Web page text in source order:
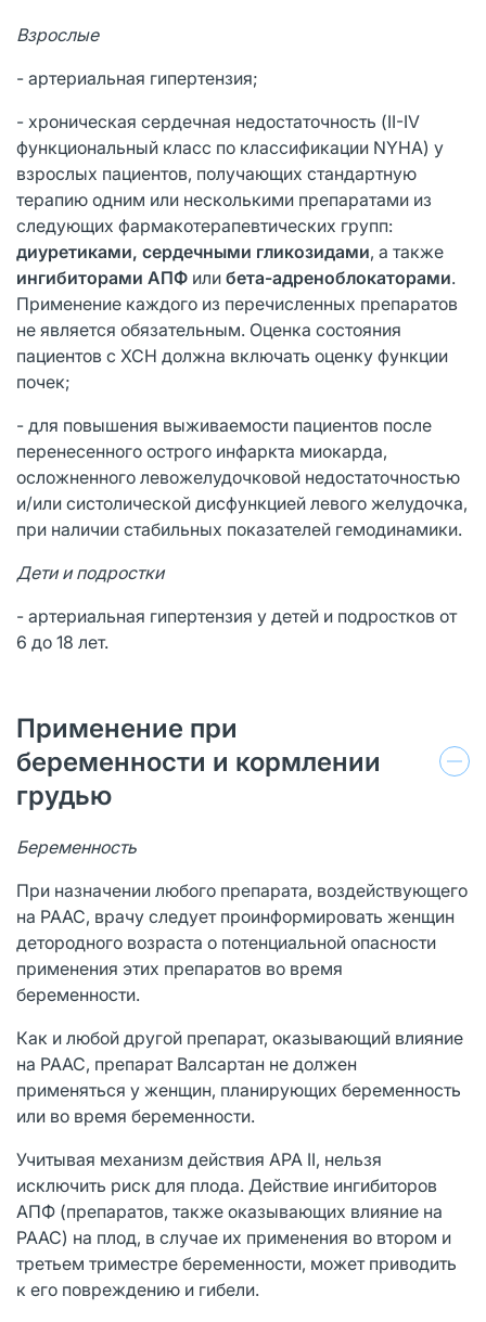
Взрослые
- артериальная гипертензия;
- хроническая сердечная недостаточность (II-IV
функциональный класс по классификации NYHA) у
взрослых пациентов, получающих стандартную
терапию одним или несколькими препаратами из
следующих фармакотерапевтических групп:
диуретиками, сердечными гликозидами, а также
ингибиторами АПФ или бета-адреноблокаторами.
Применение каждого из перечисленных препаратов
не является обязательным. Оценка состояния
пациентов с ХСН должна включать оценку функции
почек;
- для повышения выживаемости пациентов после
перенесенного острого инфаркта миокарда,
осложненного левожелудочковой недостаточностью
и/или систолической дисфункцией левого желудочка,
при наличии стабильных показателей гемодинамики.
Дети и подростки
- артериальная гипертензия у детей и подростков от
6 до 18 лет.
Применение при
беременности и кормлении
грудью
Беременность
При назначении любого препарата, воздействующего
на РААС, врачу следует проинформировать женщин
детородного возраста о потенциальной опасности
применения этих препаратов во время
беременности.
Как и любой другой препарат, оказывающий влияние
на РААС, препарат Валсартан не должен
применяться у женщин, планирующих беременность
или во время беременности.
Учитывая механизм действия АРА II, нельзя
исключить риск для плода. Действие ингибиторов
АПФ (препаратов, также оказывающих влияние на
РААС) на плод, в случае их применения во втором и
третьем триместре беременности, может приводить
к его повреждению и гибели.